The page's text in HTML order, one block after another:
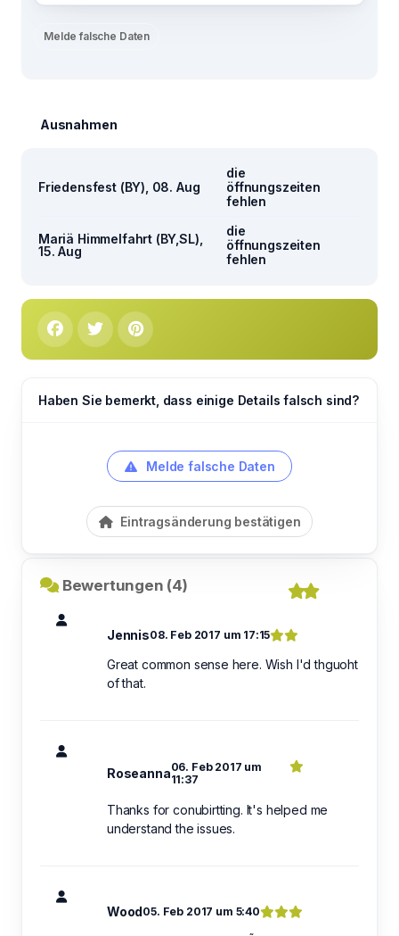
Melde falsche Daten
Ausnahmen
Friedensfest (BY), 08. Aug
die
öffnungszeiten
fehlen
Mariä Himmelfahrt (BY,SL),
15. Aug
die
öffnungszeiten
fehlen
Haben Sie bemerkt, dass einige Details falsch sind?
Melde falsche Daten
Eintragsänderung bestätigen
Bewertungen (4)
Jennis08. Feb 2017 um 17:15
Great common sense here. Wish I'd thguoht
of that.
Roseanna06. Feb 2017 um
11:37
Thanks for conubirtting. It's helped me
understand the issues.
Wood05. Feb 2017 um 5:40